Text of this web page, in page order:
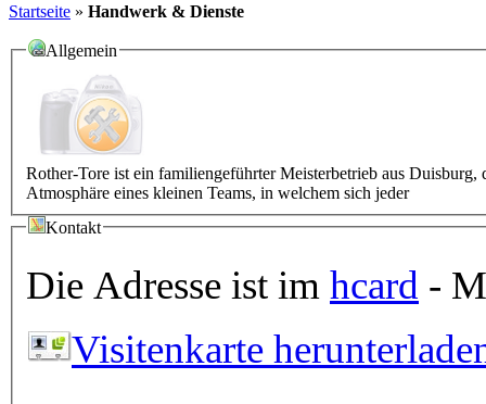
Startseite » Handwerk & Dienste
Allgemein
Rother-Tore ist ein familiengeführter Meisterbetrieb aus
Atmosphäre eines kleinen Teams, in welchem sich jeder
Kontakt
Die Adresse ist im hcard -
Visitenkarte